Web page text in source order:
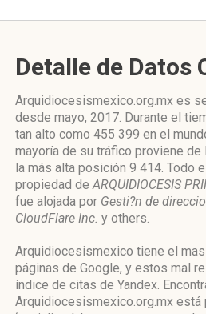
Detalle de Datos
Arquidiocesismexico.org.mx es
desde mayo, 2017. Durante el
tan alto como 455 399 en el
mayoría de su tráfico proviene
la más alta posición 9 414. Todo
propiedad deARQUIDIOCESIS
fue alojada por Gesti?n de
CloudFlare Inc. y others.
Arquidiocesismexico tiene el
páginas de Google, y estos mal
índice de citas de Yandex.
Arquidiocesismexico.org.mx está